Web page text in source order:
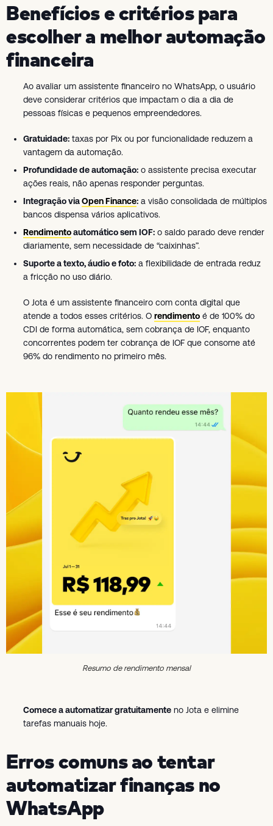
Benefícios e critérios para
escolher a melhor automação
financeira
Ao avaliar um assistente financeiro no WhatsApp, o usuário
deve considerar critérios que impactam o dia a dia de
pessoas físicas e pequenos empreendedores.
Gratuidade: taxas por Pix ou por funcionalidade reduzem a
vantagem da automação.
Profundidade de automação: o assistente precisa executar
ações reais, não apenas responder perguntas.
Integração viaOpen Finance: a visão consolidada de múltiplos
bancos dispensa vários aplicativos.
Rendimentoautomático sem IOF: o saldo parado deve render
diariamente, sem necessidade de “caixinhas”.
Suporte a texto, áudio e foto: a flexibilidade de entrada reduz
a fricção no uso diário.
O Jota é um assistente financeiro com conta digital que
atende a todos esses critérios. O rendimento é de 100% do
CDI de forma automática, sem cobrança de IOF, enquanto
concorrentes podem ter cobrança de IOF que consome até
96% do rendimento no primeiro mês.
Resumo de rendimento mensal
Comece a automatizar gratuitamente no Jota e elimine
tarefas manuais hoje.
Erros comuns ao tentar
automatizar finanças no
WhatsApp